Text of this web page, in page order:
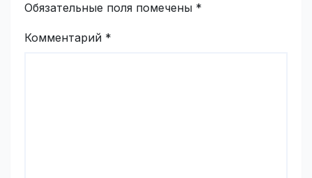
Обязательные поля помечены *
Комментарий *